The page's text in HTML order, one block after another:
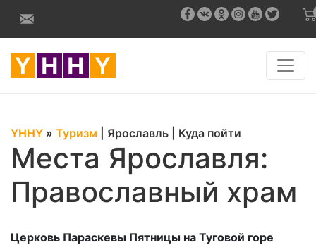
YHHY » Туризм Ярославль Куда пойти
Места Ярославля:
Православный храм
Церковь Параскевы Пятницы на Туговой горе